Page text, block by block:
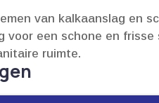
van kalkaanslag en
voor een schone en
ruimte.​